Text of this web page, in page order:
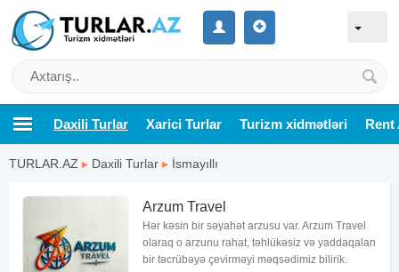
Daxili Turlar Xarici Turlar Turizm xidmətləri Rent
TURLAR.AZ ▸ Daxili Turlar ▸ İsmayıllı
Arzum Travel
Hər kəsin bir səyahət arzusu var. Arzum Travel
olaraq o arzunu rahat, təhlükəsiz və yaddaqalan
bir təcrübəyə çevirməyi məqsədimiz bilirik.